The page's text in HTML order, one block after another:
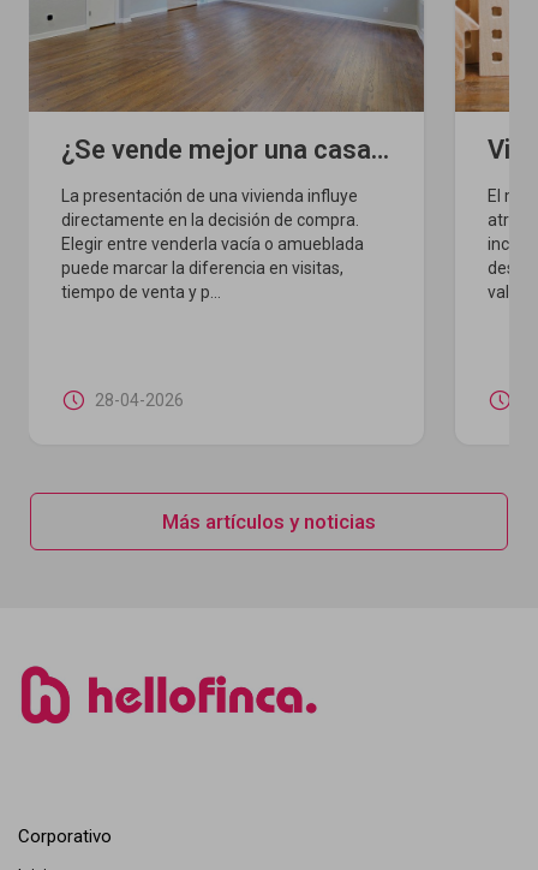
¿Se vende mejor una casa vacía o amueblada?
La presentación de una vivienda influye
directamente en la decisión de compra.
Elegir entre venderla vacía o amueblada
puede marcar la diferencia en visitas,
tiempo de venta y p...
28-04-2026
El
valor
Más artículos y noticias
Corporativo